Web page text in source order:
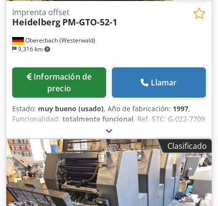
Obererbach (Westerwald)
9,316 km
Imprenta offset
Heidelberg PM-GTO-52-1
Información de
precio
Llamar
Estado: muy bueno (usado), Año de fabricación: 1997,
Funcionalidad: totalmente funcional, Ref. STC: G-022-7709
Dkedezcfrvjpfx Ap Hjr Heidelberg PM-GTO-52-1, año de
fabricación: 1997, tirada: aprox. 62 millones. Formato:
360x520 mm, 1 color. Equipamiento: - Versión Plus:
preparada para sistema de numeración y perforación. -
Unidad de numeración - Unidad de perforación - Sistema
de humectación directa (Heidelberg para GTO 52) -
Dispositivo de aplicación de polvo - Equipo básico para
perforación y corte -->Disponible a partir de: 07/2026
Clasificado